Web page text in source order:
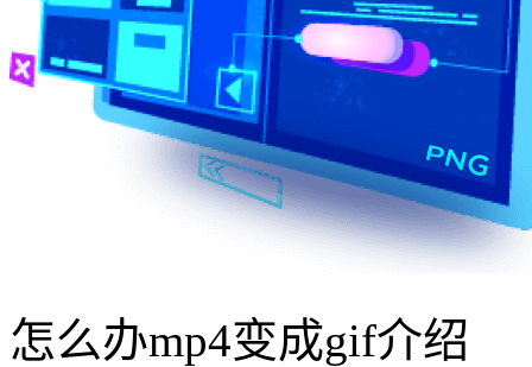
怎么办mp4变成gif介绍